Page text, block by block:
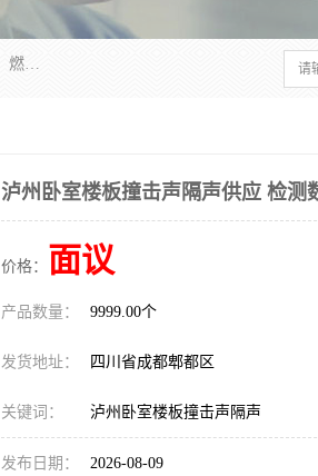
四川纳卡检测服务有限公司主营服务：噪音检测、灯光检测、防护网检测、磁性检测、无损检测、燃烧等级检测；本着严谨、规范的态度严格执行国家现行标准、规范及规程，奉行“科学公正、准确、持续改进、诚信服务”的企业价值和“科学、信誉、服务”的企业宗旨，竭诚为广大客户服务。
泸州卧室楼板撞击声隔声供应 检测
价格： 面议
产品数量： 9999.00个
发货地址： 四川省成都郫都区
关键词： 泸州卧室楼板撞击声隔声
发布日期： 2026-08-09